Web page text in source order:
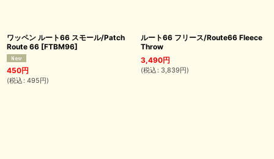
ワッペン ルート66 スモール/Patch
Route 66 [FTBM96]
450円
(税込 : 495円)
ルート66 フリース/Route66 Fleece
Throw
3,490円
(税込 : 3,839円)